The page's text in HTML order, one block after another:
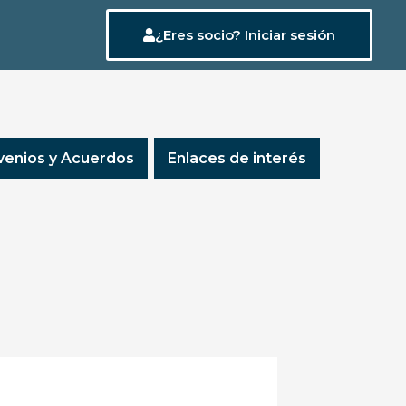
¿Eres socio? Iniciar sesión
y Acuerdos Enlaces de interés